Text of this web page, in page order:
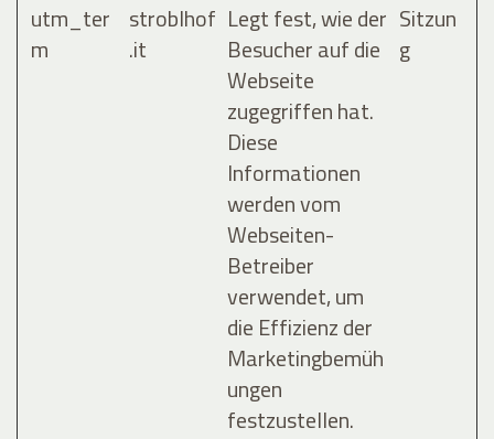
utm_ter
m
stroblhof
.it
Legt fest, wie der
Besucher auf die
Webseite
zugegriffen hat.
Diese
Informationen
werden vom
Webseiten-
Betreiber
verwendet, um
die Effizienz der
Marketingbemüh
ungen
festzustellen.
Sitzun
g